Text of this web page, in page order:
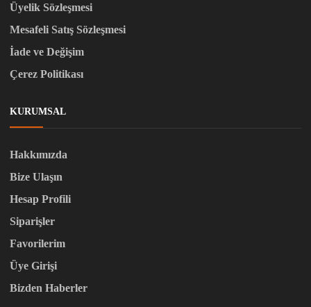
Üyelik Sözleşmesi
Mesafeli Satış Sözleşmesi
İade ve Değişim
Çerez Politikası
KURUMSAL
Hakkımızda
Bize Ulaşın
Hesap Profili
Siparişler
Favorilerim
Üye Girişi
Bizden Haberler